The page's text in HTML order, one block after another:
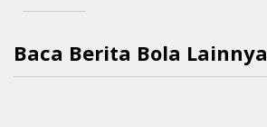
Baca Berita Bola Lainnya